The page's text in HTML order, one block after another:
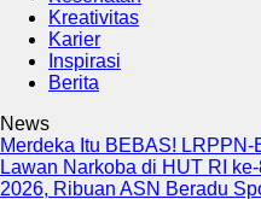
Kreativitas
Karier
Inspirasi
Berita
News
Merdeka Itu BEBAS!
Lawan Narkoba di HUT RI
2026, Ribuan ASN Beradu